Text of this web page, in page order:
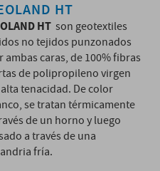
HT
HTson geotextiles
no tejidos punzonados
ambas caras, de 100% fibras
de polipropileno virgen
tenacidad. De color
se tratan térmicamente
de un horno y luego
a través de una
fría.